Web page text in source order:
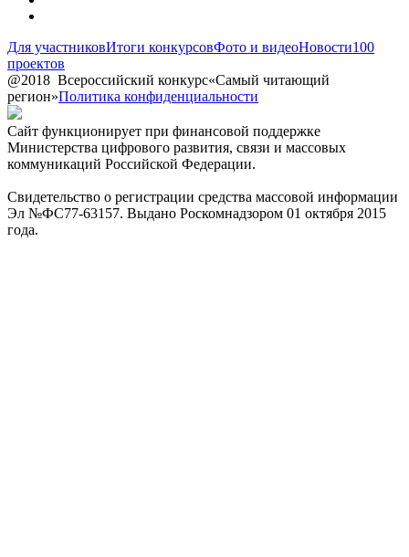
Для участниковИтоги конкурсовФото и видеоНовости100
проектов
@2018 Всероссийский конкурс«Самый читающий
регион»Политика конфиденциальности
Сайт функционирует при финансовой поддержке
Министерства цифрового развития, связи и массовых
коммуникаций Российской Федерации.
Свидетельство о регистрации средства массовой информации
Эл №ФС77-63157. Выдано Роскомнадзором 01 октября 2015
года.